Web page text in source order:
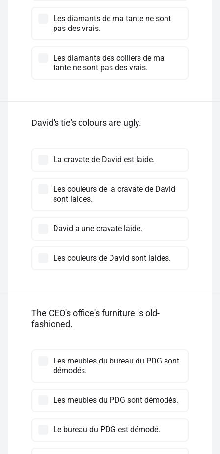
Les diamants de ma tante ne sont
pas des vrais.
Les diamants des colliers de ma
tante ne sont pas des vrais.
David's tie's colours are ugly.
La cravate de David est laide.
Les couleurs de la cravate de David
sont laides.
David a une cravate laide.
Les couleurs de David sont laides.
The CEO's office's furniture is old-
fashioned.
Les meubles du bureau du PDG sont
démodés.
Les meubles du PDG sont démodés.
Le bureau du PDG est démodé.